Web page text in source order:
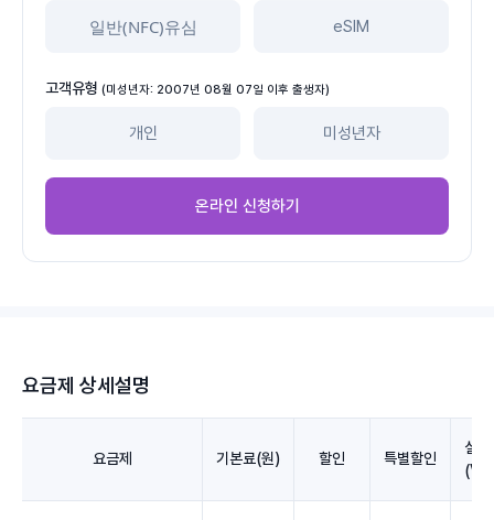
일반(NFC)유심 eSIM
고객유형 (미성년자: 2007년 08월 07일 이후 출생자)
개인 미성년자
온라인 신청하기
요금제 상세설명
요금제 기본료(원) 할인 특별할인
실